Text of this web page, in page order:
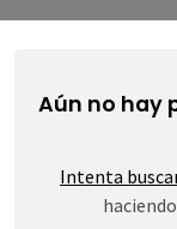
Aún no hay
Intenta